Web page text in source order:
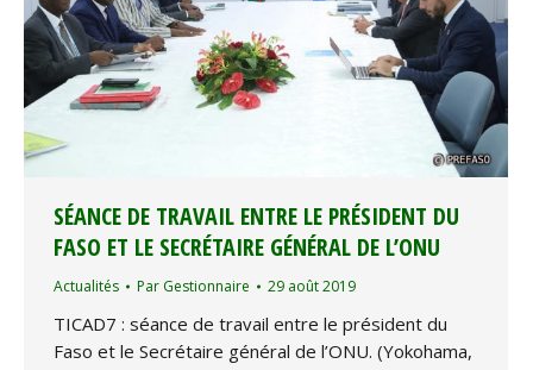
SÉANCE DE TRAVAIL ENTRE LE PRÉSIDENT DU
FASO ET LE SECRÉTAIRE GÉNÉRAL DE L’ONU
Actualités Par Gestionnaire 29 août 2019
TICAD7 : séance de travail entre le président du
Faso et le Secrétaire général de l’ONU. (Yokohama,